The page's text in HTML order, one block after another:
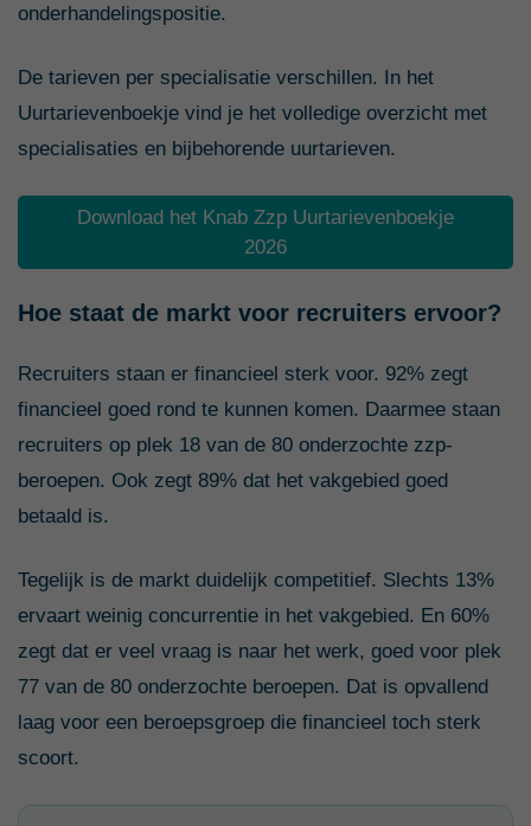
onderhandelingspositie.
De tarieven per specialisatie verschillen. In het
Uurtarievenboekje vind je het volledige overzicht met
specialisaties en bijbehorende uurtarieven.
Download het Knab Zzp Uurtarievenboekje
2026
Hoe staat de markt voor recruiters ervoor?
Recruiters staan er financieel sterk voor. 92% zegt
financieel goed rond te kunnen komen. Daarmee staan
recruiters op plek 18 van de 80 onderzochte zzp-
beroepen. Ook zegt 89% dat het vakgebied goed
betaald is.
Tegelijk is de markt duidelijk competitief. Slechts 13%
ervaart weinig concurrentie in het vakgebied. En 60%
zegt dat er veel vraag is naar het werk, goed voor plek
77 van de 80 onderzochte beroepen. Dat is opvallend
laag voor een beroepsgroep die financieel toch sterk
scoort.